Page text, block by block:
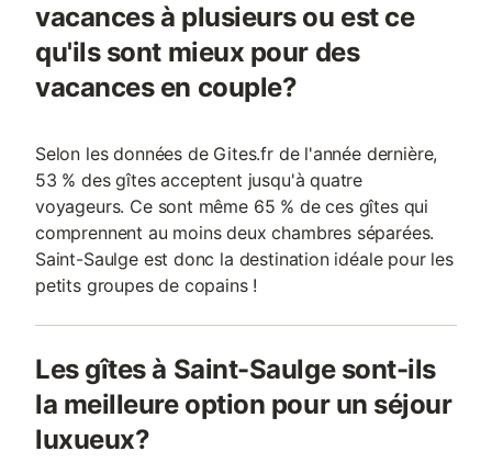
vacances à plusieurs ou est ce
qu'ils sont mieux pour des
vacances en couple?
Selon les données de Gites.fr de l'année dernière,
53 % des gîtes acceptent jusqu'à quatre
voyageurs. Ce sont même 65 % de ces gîtes qui
comprennent au moins deux chambres séparées.
Saint-Saulge est donc la destination idéale pour les
petits groupes de copains !
Les gîtes à Saint-Saulge sont-ils
la meilleure option pour un séjour
luxueux?